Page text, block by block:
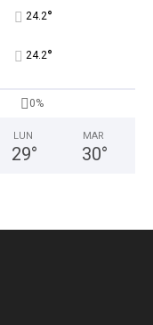
24.2°
24.2°
0%
LUN
29°
MAR
30°